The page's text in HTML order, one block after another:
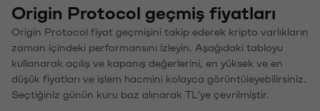
Origin Protocol geçmiş fiyatları
Origin Protocol fiyat geçmişini takip ederek kripto varlıkların
zaman içindeki performansını izleyin. Aşağıdaki tabloyu
kullanarak açılış ve kapanış değerlerini, en yüksek ve en
düşük fiyatları ve işlem hacmini kolayca görüntüleyebilirsiniz.
Seçtiğiniz günün kuru baz alınarak TL'ye çevrilmiştir.